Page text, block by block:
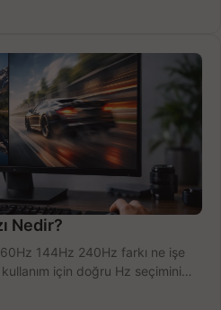
Nedir?
144Hz 240Hz farkı ne işe
için doğru Hz seçimini